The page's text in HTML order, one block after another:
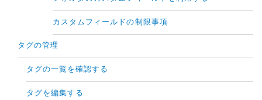
カスタムフィールドの制限事項
タグの管理
タグの一覧を確認する
タグを編集する